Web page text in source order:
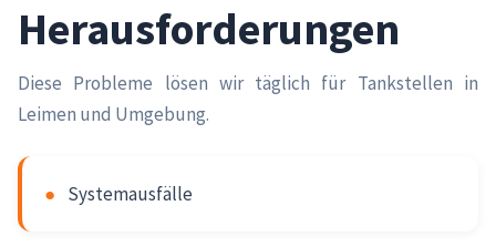
Herausforderungen
Diese Probleme lösen wir täglich für Tankstellen in
Leimen und Umgebung.
● Systemausfälle